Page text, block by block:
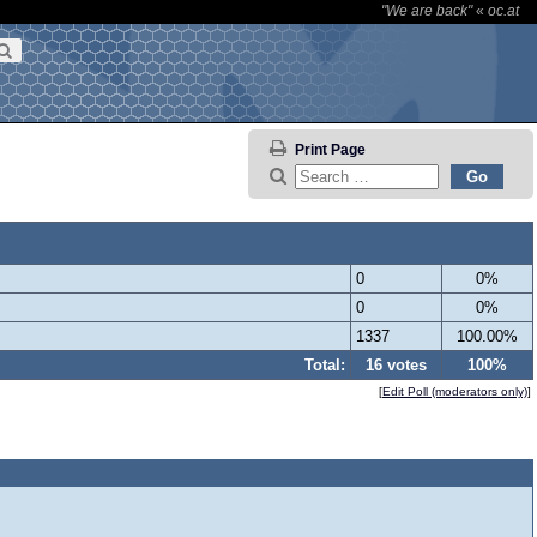
"We are back"« oc.at
Print Page
0
0%
0
0%
1337
100.00%
Total:
16 votes 100%
[Edit Poll (moderators only)]